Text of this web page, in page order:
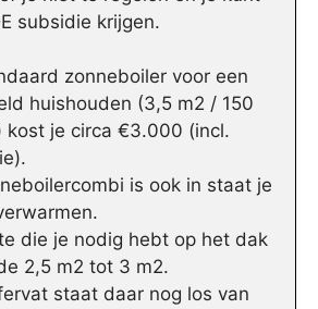
subsidie krijgen.
zonneboiler voor een
huishouden (3,5 m2 / 150
kost je circa €3.000 (incl.
is ook in staat je
die je nodig hebt op het dak
2,5 m2 tot 3 m2.
staat daar nog los van